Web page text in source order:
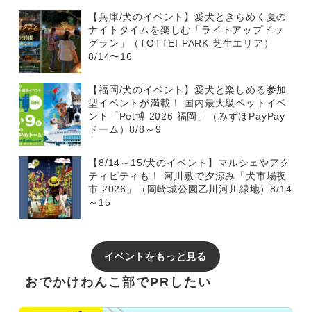
【兵庫/犬のイベント】愛犬ときらめく夏の
ナイトタイムを楽しむ「ライトアップドッ
グラン」（TOTTEI PARK 芝生エリア）
8/14〜16
【福岡/犬のイベント】愛犬と楽しめる参加
型イベントが満載！ 国内最大級ペットイベ
ント「Pet博 2026 福岡」（みずほPayPay
ドーム）8/8～9
【8/14～15/犬のイベント】マルシェやアク
ティビティも！ 河川敷で夕涼み「犬市場夜
市 2026」（岡崎城公園乙川河川緑地）8/14
～15
イベントをもっと見る
おでかけわんこ部でPRしたい